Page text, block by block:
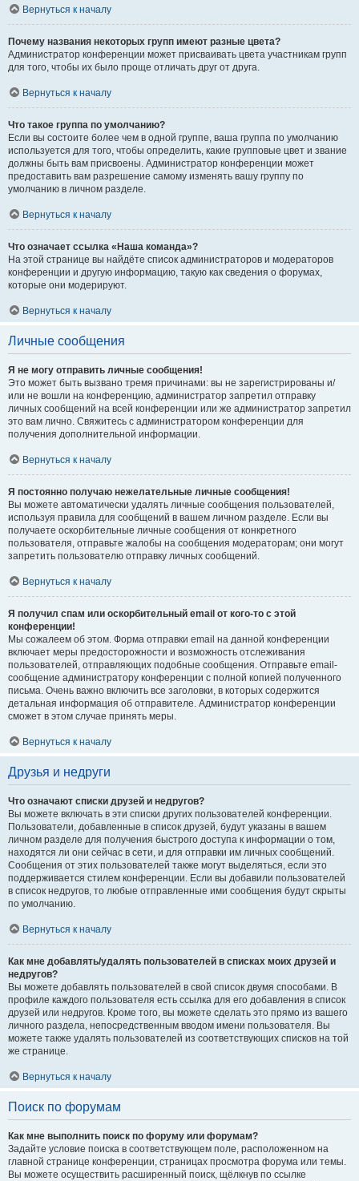
Вернуться к началу
Почему названия некоторых групп имеют разные цвета?
Администратор конференции может присваивать цвета участникам групп
для того, чтобы их было проще отличать друг от друга.
Вернуться к началу
Что такое группа по умолчанию?
Если вы состоите более чем в одной группе, ваша группа по умолчанию
используется для того, чтобы определить, какие групповые цвет и звание
должны быть вам присвоены. Администратор конференции может
предоставить вам разрешение самому изменять вашу группу по
умолчанию в личном разделе.
Вернуться к началу
Что означает ссылка «Наша команда»?
На этой странице вы найдёте список администраторов и модераторов
конференции и другую информацию, такую как сведения о форумах,
которые они модерируют.
Вернуться к началу
Личные сообщения
Я не могу отправить личные сообщения!
Это может быть вызвано тремя причинами: вы не зарегистрированы и/
или не вошли на конференцию, администратор запретил отправку
личных сообщений на всей конференции или же администратор запретил
это вам лично. Свяжитесь с администратором конференции для
получения дополнительной информации.
Вернуться к началу
Я постоянно получаю нежелательные личные сообщения!
Вы можете автоматически удалять личные сообщения пользователей,
используя правила для сообщений в вашем личном разделе. Если вы
получаете оскорбительные личные сообщения от конкретного
пользователя, отправьте жалобы на сообщения модераторам; они могут
запретить пользователю отправку личных сообщений.
Вернуться к началу
Я получил спам или оскорбительный email от кого-то с этой
конференции!
Мы сожалеем об этом. Форма отправки email на данной конференции
включает меры предосторожности и возможность отслеживания
пользователей, отправляющих подобные сообщения. Отправьте email-
сообщение администратору конференции с полной копией полученного
письма. Очень важно включить все заголовки, в которых содержится
детальная информация об отправителе. Администратор конференции
сможет в этом случае принять меры.
Вернуться к началу
Друзья и недруги
Что означают списки друзей и недругов?
Вы можете включать в эти списки других пользователей конференции.
Пользователи, добавленные в список друзей, будут указаны в вашем
личном разделе для получения быстрого доступа к информации о том,
находятся ли они сейчас в сети, и для отправки им личных сообщений.
Сообщения от этих пользователей также могут выделяться, если это
поддерживается стилем конференции. Если вы добавили пользователей
в список недругов, то любые отправленные ими сообщения будут скрыты
по умолчанию.
Вернуться к началу
Как мне добавлять/удалять пользователей в списках моих друзей и
недругов?
Вы можете добавлять пользователей в свой список двумя способами. В
профиле каждого пользователя есть ссылка для его добавления в список
друзей или недругов. Кроме того, вы можете сделать это прямо из вашего
личного раздела, непосредственным вводом имени пользователя. Вы
можете также удалять пользователей из соответствующих списков на той
же странице.
Вернуться к началу
Поиск по форумам
Как мне выполнить поиск по форуму или форумам?
Задайте условие поиска в соответствующем поле, расположенном на
главной странице конференции, страницах просмотра форума или темы.
Вы можете осуществить расширенный поиск, щёлкнув по ссылке